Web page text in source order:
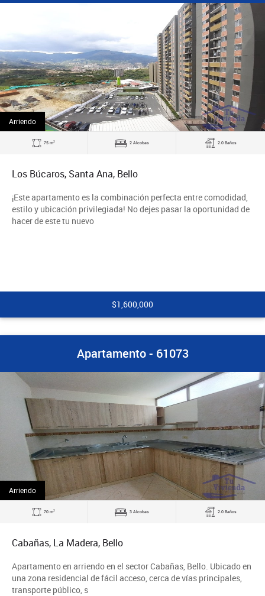
Arriendo
75 m2 2 Alcobas 2.0 Baños
Los Búcaros, Santa Ana, Bello
¡Este apartamento es la combinación perfecta entre comodidad,
estilo y ubicación privilegiada! No dejes pasar la oportunidad de
hacer de este tu nuevo
$1,600,000
Apartamento - 61073
Arriendo
70 m2 3 Alcobas 2.0 Baños
Cabañas, La Madera, Bello
Apartamento en arriendo en el sector Cabañas, Bello. Ubicado en
una zona residencial de fácil acceso, cerca de vías principales,
transporte público, s